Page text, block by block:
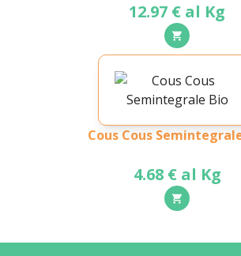
12.97 € al Kg
Cous Cous
4.68 € al Kg